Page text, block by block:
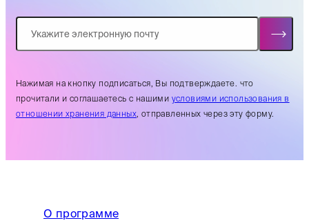
Нажимая на кнопку подписаться, Вы подтверждаете. что
прочитали и соглашаетесь с нашими условиями использования в
отношении хранения данных, отправленных через эту форму.
О программе